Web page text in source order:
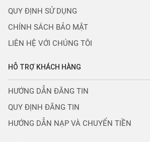
QUY ĐỊNH SỬ DỤNG
CHÍNH SÁCH BẢO MẬT
LIÊN HỆ VỚI CHÚNG TÔI
HỖ TRỢ KHÁCH HÀNG
HƯỚNG DẪN ĐĂNG TIN
QUY ĐỊNH ĐĂNG TIN
HƯỚNG DẪN NẠP VÀ CHUYỂN TIỀN